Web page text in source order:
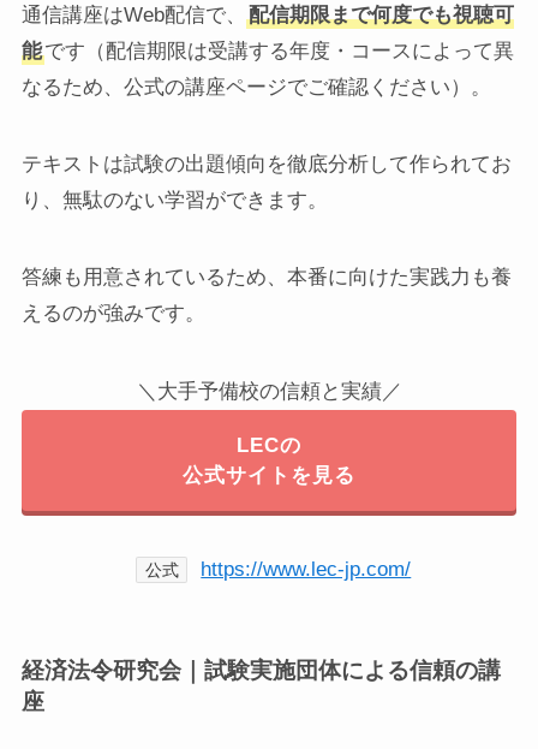
通信講座はWeb配信で、
配信期限まで何度でも視聴可
能です（配信期限は受講する年度・コースによって異
なるため、公式の講座ページでご確認ください）。
テキストは試験の出題傾向を徹底分析して作られてお
り、無駄のない学習ができます。
答練も用意されているため、本番に向けた実践力も養
えるのが強みです。
＼大手予備校の信頼と実績／
LECの
公式サイトを見る
公式 https://www.lec-jp.com/
経済法令研究会｜試験実施団体による信頼の講
座